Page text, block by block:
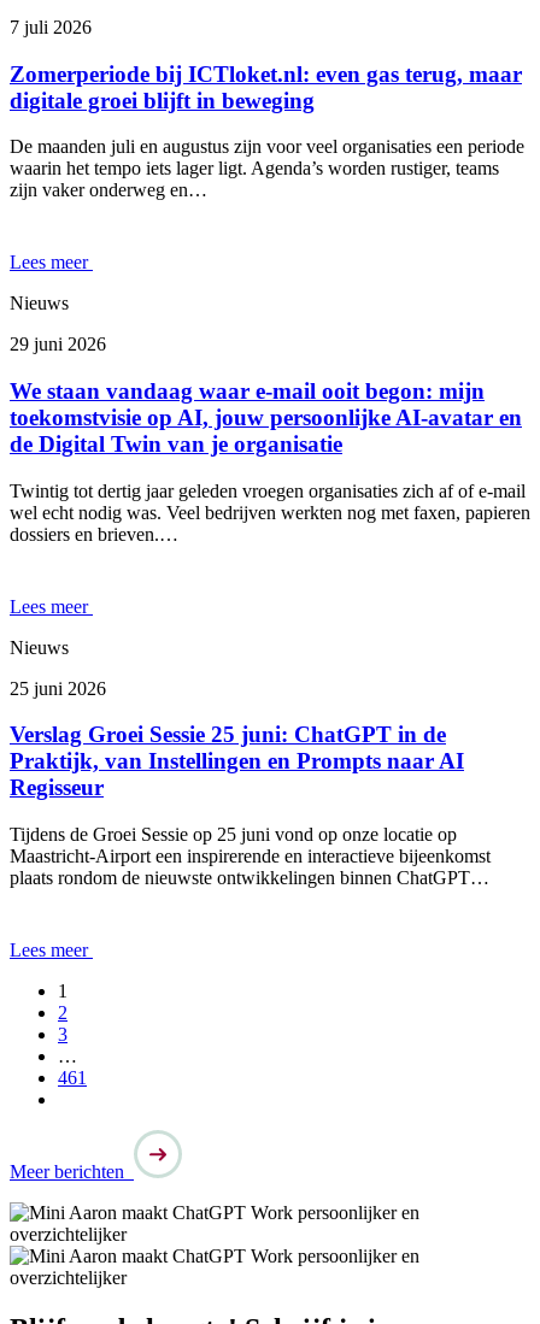
7 juli 2026
Zomerperiode bij ICTloket.nl: even gas terug, maar
digitale groei blijft in beweging
De maanden juli en augustus zijn voor veel organisaties een periode
waarin het tempo iets lager ligt. Agenda’s worden rustiger, teams
zijn vaker onderweg en…
Lees meer
Nieuws
29 juni 2026
We staan vandaag waar e-mail ooit begon: mijn
toekomstvisie op AI, jouw persoonlijke AI-avatar en
de Digital Twin van je organisatie
Twintig tot dertig jaar geleden vroegen organisaties zich af of e-mail
wel echt nodig was. Veel bedrijven werkten nog met faxen, papieren
dossiers en brieven.…
Lees meer
Nieuws
25 juni 2026
Verslag Groei Sessie 25 juni: ChatGPT in de
Praktijk, van Instellingen en Prompts naar AI
Regisseur
Tijdens de Groei Sessie op 25 juni vond op onze locatie op
Maastricht-Airport een inspirerende en interactieve bijeenkomst
plaats rondom de nieuwste ontwikkelingen binnen ChatGPT…
Lees meer
1
2
3
…
461
Meerberichten